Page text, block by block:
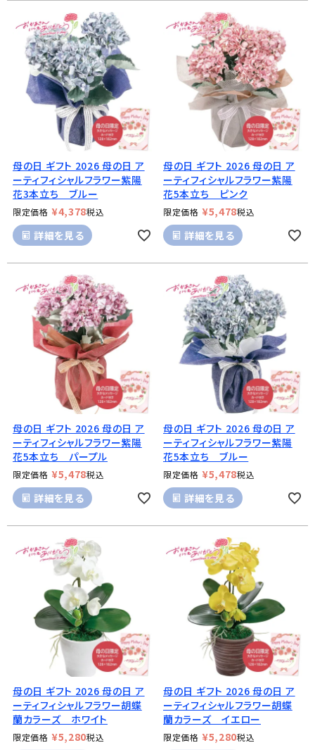
母の日 ギフト 2026 母の日 ア
ーティフィシャルフラワー紫陽
花3本立ち ブルー
限定価格 ¥4,378税込
詳細を見る
母の日 ギフト 2026 母の日 ア
ーティフィシャルフラワー紫陽
花5本立ち ピンク
限定価格 ¥5,478税込
詳細を見る
母の日 ギフト 2026 母の日 ア
ーティフィシャルフラワー紫陽
花5本立ち パープル
限定価格 ¥5,478税込
詳細を見る
母の日 ギフト 2026 母の日 ア
ーティフィシャルフラワー紫陽
花5本立ち ブルー
限定価格 ¥5,478税込
詳細を見る
母の日 ギフト 2026 母の日 ア
ーティフィシャルフラワー胡蝶
蘭カラーズ ホワイト
限定価格 ¥5,280税込
母の日 ギフト 2026 母の日 ア
ーティフィシャルフラワー胡蝶
蘭カラーズ イエロー
限定価格 ¥5,280税込